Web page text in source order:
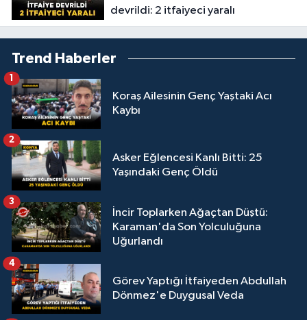
devrildi: 2 itfaiyeci yaralı
Trend Haberler
Koraş Ailesinin Genç Yaştaki Acı
Kaybı
1
Asker Eğlencesi Kanlı Bitti: 25
Yaşındaki Genç Öldü
2
İncir Toplarken Ağaçtan Düştü:
Karaman'da Son Yolculuğuna
Uğurlandı
3
Görev Yaptığı İtfaiyeden Abdullah
Dönmez'e Duygusal Veda
4